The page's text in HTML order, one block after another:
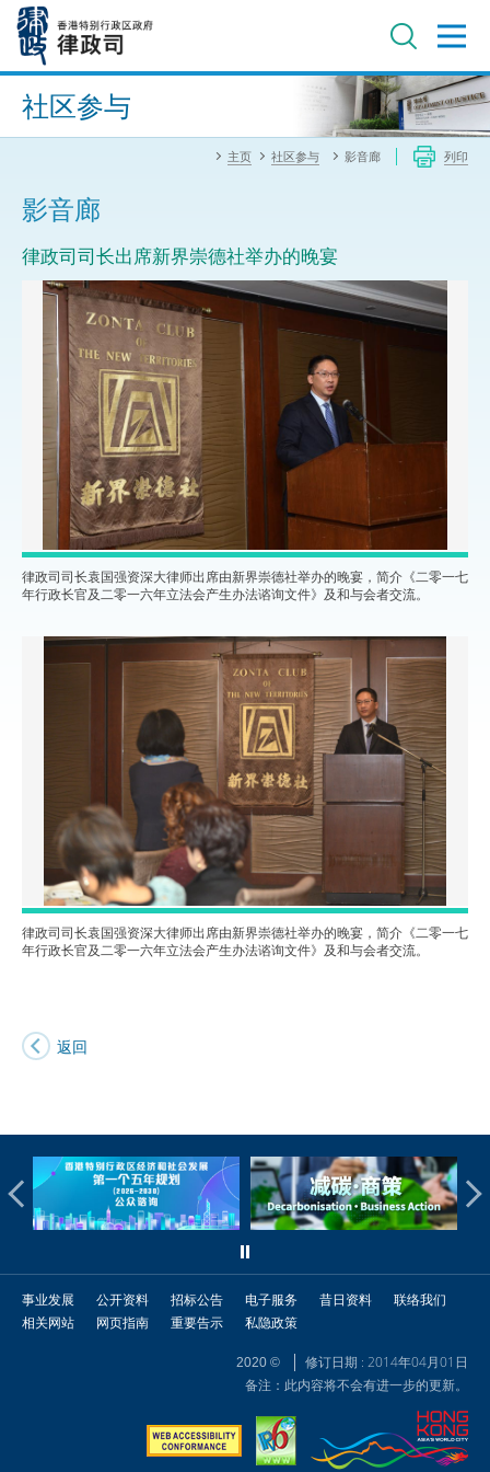
内
进阶搜寻
社区参与
主页 社区参与 影音廊 列印
影音廊
律政司司长出席新界崇德社举办的晚宴
律政司司长袁国强资深大律师出席由新界崇德社举办的晚宴，简介《二零一七
年行政长官及二零一六年立法会产生办法谘询文件》及和与会者交流。
律政司司长袁国强资深大律师出席由新界崇德社举办的晚宴，简介《二零一七
年行政长官及二零一六年立法会产生办法谘询文件》及和与会者交流。
返回
事业发展 公开资料 招标公告 电子服务 昔日资料
联络我们
相关网站
网页指南 重要告示 私隐政策
2020 ©
修订日期 : 2014年04月01日
备注：此内容将不会有进一步的更新。